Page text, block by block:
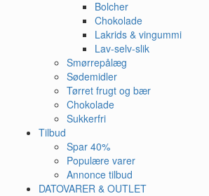
Bolcher
Chokolade
Lakrids & vingummi
Lav-selv-slik
Smørrepålæg
Sødemidler
Tørret frugt og bær
Chokolade
Sukkerfri
Tilbud
Spar 40%
Populære varer
Annonce tilbud
DATOVARER & OUTLET